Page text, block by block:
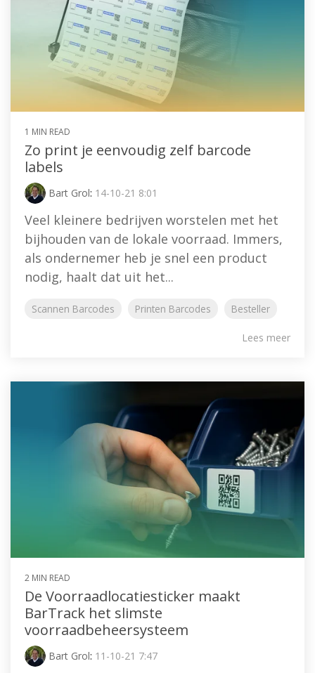
1 MIN READ
Zo print je eenvoudig zelf barcode
labels
Bart Grol: 14-10-21 8:01
Veel kleinere bedrijven worstelen met het
bijhouden van de lokale voorraad. Immers,
als ondernemer heb je snel een product
nodig, haalt dat uit het...
Scannen Barcodes Printen Barcodes Besteller
Lees meer
2 MIN READ
De Voorraadlocatiesticker maakt
BarTrack het slimste
voorraadbeheersysteem
Bart Grol: 11-10-21 7:47